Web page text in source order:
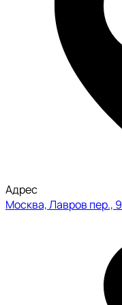
Адрес
Москва, Лавров пер., 9